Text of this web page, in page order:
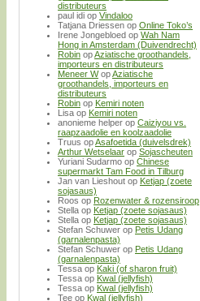
distributeurs
paul idi op Vindaloo
Tatjana Driessen op Online Toko’s
Irene Jongebloed op Wah Nam
Hong in Amsterdam (Duivendrecht)
Robin opAziatische groothandels,
importeurs en distributeurs
Meneer WopAziatische
groothandels, importeurs en
distributeurs
Robin op Kemiri noten
Lisa op Kemiri noten
anonieme helper op Caiziyou vs.
raapzaadolie en koolzaadolie
Truus opAsafoetida (duivelsdrek)
Arthur Wetselaar op Sojascheuten
Yuriani Sudarmo op Chinese
supermarkt Tam Food in Tilburg
Jan van Lieshout op Ketjap (zoete
sojasaus)
Roos op Rozenwater & rozensiroop
Stella op Ketjap (zoete sojasaus)
Stella op Ketjap (zoete sojasaus)
Stefan Schuwer op Petis Udang
(garnalenpasta)
Stefan Schuwer op Petis Udang
(garnalenpasta)
Tessa op Kaki (of sharon fruit)
Tessa op Kwal (jellyfish)
Tessa op Kwal (jellyfish)
Tee op Kwal (jellyfish)